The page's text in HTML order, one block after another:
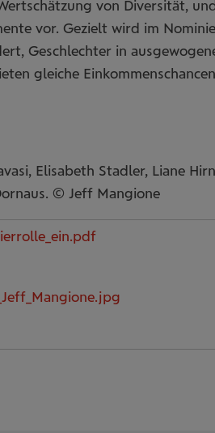
von Diversität,
vor. Gezielt wird im
Geschlechter in
gleiche
Elisabeth Stadler, Liane
© Jeff Mangione